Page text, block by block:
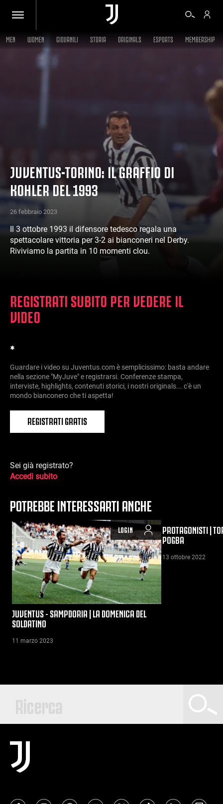
SHOP
BIANCONERI
VIDEO
ALTRO
MEN WOMEN GIOVANILI STORIA ORIGINALS ESPORTS MEMBERSHIP
JUVENTUS-TORINO: IL GRAFFIO DI
KOHLER DEL 1993
26 febbraio 2023
Il 3 ottobre 1993 il difensore tedesco regala una
spettacolare vittoria per 3-2 ai bianconeri nel Derby.
Riviviamo la partita in 10 momenti clou.
REGISTRATI SUBITO PER VEDERE IL
VIDEO
*
Guardare i video su Juventus.com è semplicissimo: basta andare
nella sezione "MyJuve" e registrarsi. Conferenze stampa,
interviste, highlights, contenuti storici, i nostri originals... c'è un
mondo bianconero che ti aspetta!
REGISTRATI GRATIS
Sei già registrato?
Accedi subito
POTREBBE INTERESSARTI ANCHE
LOGIN
JUVENTUS - SAMPDORIA | LA DOMENICA DEL
SOLDATINO
11 marzo 2023
PROTAGONISTI |
POGBA
13 ottobre 2022